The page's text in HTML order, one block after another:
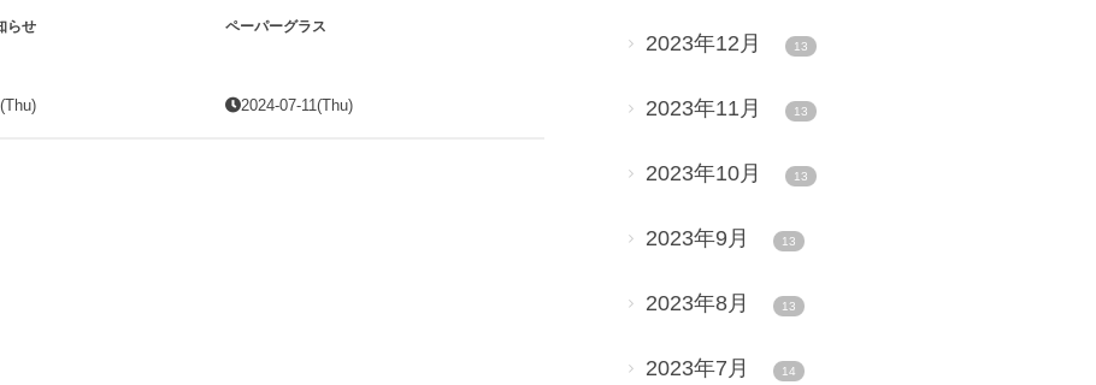
らせ ペーパーグラス
2024-07-11(Thu)
2023年12月 13
2023年11月 13
2023年10月 13
2023年9月 13
2023年8月 13
2023年7月 14